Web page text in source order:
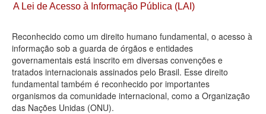
Dados Governamentais Abertos
Planejamento
Catálogo de dados
Processo Legislativo
Deputados Estaduais
A Lei de Acesso à Informação Pública (LAI)
Reconhecido como um direito humano fundamental, o acesso à
informação sob a guarda de órgãos e entidades
governamentais está inscrito em diversas convenções e
tratados internacionais assinados pelo Brasil. Esse direito
fundamental também é reconhecido por importantes
organismos da comunidade internacional, como a Organização
das Nações Unidas (ONU).